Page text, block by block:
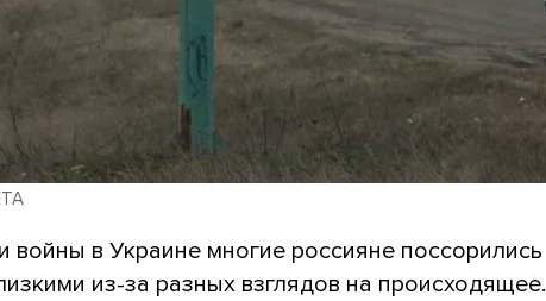
войны в Украине многие россияне поссорились
из-за разных взглядов на происходящее.